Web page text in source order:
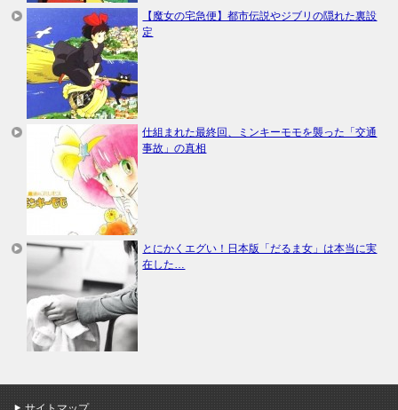
【魔女の宅急便】都市伝説やジブリの隠れた裏設
定
仕組まれた最終回、ミンキーモモを襲った「交通
事故」の真相
とにかくエグい！日本版「だるま女」は本当に実
在した…